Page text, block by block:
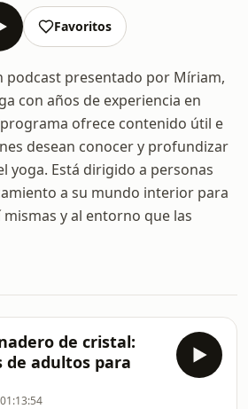
Favoritos
podcast presentado por Míriam,
con años de experiencia en
ofrece contenido útil e
desean conocer y profundizar
yoga. Está dirigido a personas
a su mundo interior para
y al entorno que las
de cristal:
de adultos para
01:13:54